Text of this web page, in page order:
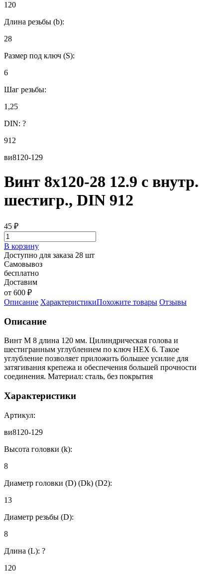
120
Длина резьбы (b):
28
Размер под ключ (S):
6
Шаг резьбы:
1,25
DIN: ?
912
ви8120-129
Винт 8х120-28 12.9 с внутр.
шестигр., DIN 912
45 ₽
В корзину
Доступно для заказа 28 шт
Самовывоз
бесплатно
Доставим
от 600 ₽
Описание ХарактеристикиПохожите товары Отзывы
Описание
Винт М 8 длина 120 мм. Цилиндрическая голова и
шестигранным углублением по ключ HEX 6. Такое
углубление позволяет приложить большее усилие для
затягивания крепежа и обеспечения большей прочности
соединения. Материал: сталь, без покрытия
Характеристики
Артикул:
ви8120-129
Высота головки (k):
8
Диаметр головки (D) (Dk) (D2):
13
Диаметр резьбы (D):
8
Длина (L): ?
120